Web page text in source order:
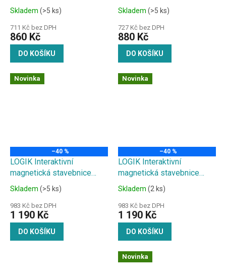
Terénní Pickup 2 v 1
Skladem (>5 ks)
711 Kč bez DPH
860 Kč
DO KOŠÍKU
58ks
Skladem (>5 ks)
727 Kč bez DPH
880 Kč
DO KOŠÍKU
Novinka
–40 %
LOGIK Interaktivní
magnetická stavebnice
137ks
Skladem (>5 ks)
983 Kč bez DPH
1 190 Kč
DO KOŠÍKU
Novinka
–40 %
LOGIK Interaktivní
magnetická stavebnice
148ks
Skladem (2 ks)
983 Kč bez DPH
1 190 Kč
DO KOŠÍKU
Novinka